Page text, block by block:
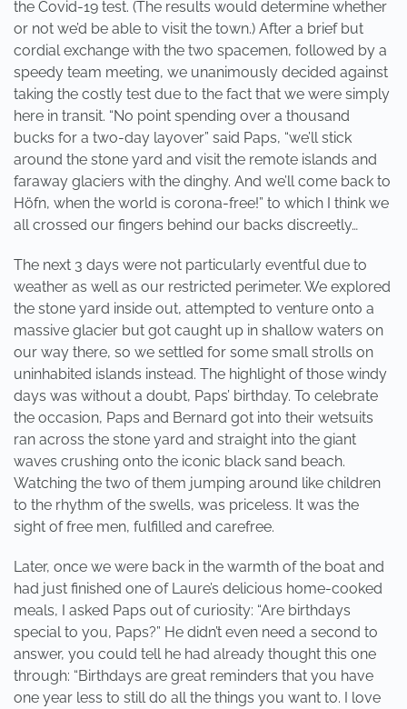
the Covid-19 test. (The results would determine whether
or not we’d be able to visit the town.) After a brief but
cordial exchange with the two spacemen, followed by a
speedy team meeting, we unanimously decided against
taking the costly test due to the fact that we were simply
here in transit. “No point spending over a thousand
bucks for a two-day layover” said Paps, “we’ll stick
around the stone yard and visit the remote islands and
faraway glaciers with the dinghy. And we’ll come back to
Höfn, when the world is corona-free!” to which I think we
all crossed our fingers behind our backs discreetly…
The next 3 days were not particularly eventful due to
weather as well as our restricted perimeter. We explored
the stone yard inside out, attempted to venture onto a
massive glacier but got caught up in shallow waters on
our way there, so we settled for some small strolls on
uninhabited islands instead. The highlight of those windy
days was without a doubt, Paps’ birthday. To celebrate
the occasion, Paps and Bernard got into their wetsuits
ran across the stone yard and straight into the giant
waves crushing onto the iconic black sand beach.
Watching the two of them jumping around like children
to the rhythm of the swells, was priceless. It was the
sight of free men, fulfilled and carefree.
Later, once we were back in the warmth of the boat and
had just finished one of Laure’s delicious home-cooked
meals, I asked Paps out of curiosity: “Are birthdays
special to you, Paps?” He didn’t even need a second to
answer, you could tell he had already thought this one
through: “Birthdays are great reminders that you have
one year less to still do all the things you want to. I love